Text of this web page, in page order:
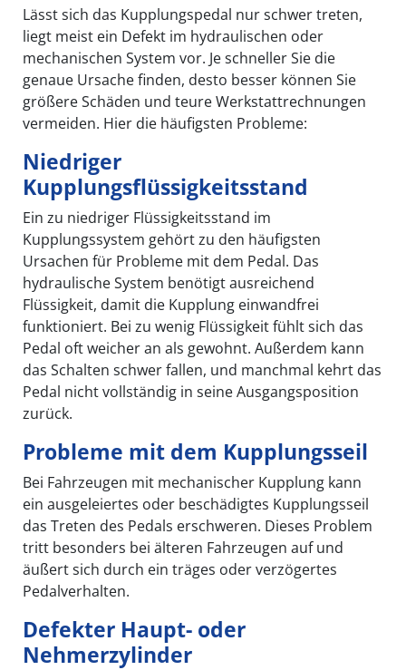
Lässt sich das Kupplungspedal nur schwer treten,
liegt meist ein Defekt im hydraulischen oder
mechanischen System vor. Je schneller Sie die
genaue Ursache finden, desto besser können Sie
größere Schäden und teure Werkstattrechnungen
vermeiden. Hier die häufigsten Probleme:
Niedriger
Kupplungsflüssigkeitsstand
Ein zu niedriger Flüssigkeitsstand im
Kupplungssystem gehört zu den häufigsten
Ursachen für Probleme mit dem Pedal. Das
hydraulische System benötigt ausreichend
Flüssigkeit, damit die Kupplung einwandfrei
funktioniert. Bei zu wenig Flüssigkeit fühlt sich das
Pedal oft weicher an als gewohnt. Außerdem kann
das Schalten schwer fallen, und manchmal kehrt das
Pedal nicht vollständig in seine Ausgangsposition
zurück.
Probleme mit dem Kupplungsseil
Bei Fahrzeugen mit mechanischer Kupplung kann
ein ausgeleiertes oder beschädigtes Kupplungsseil
das Treten des Pedals erschweren. Dieses Problem
tritt besonders bei älteren Fahrzeugen auf und
äußert sich durch ein träges oder verzögertes
Pedalverhalten.
Defekter Haupt- oder
Nehmerzylinder